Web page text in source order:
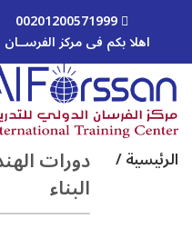
00201200571999
اهلا بكم فى مركز
الرئيسية / دورات
البناء